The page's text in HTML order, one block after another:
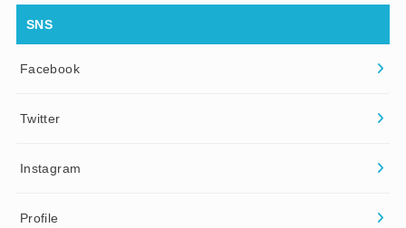
SNS
Facebook
Twitter
Instagram
Profile